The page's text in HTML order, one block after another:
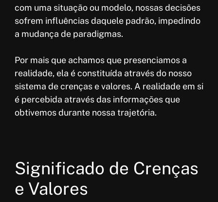
com uma situação ou modelo, nossas decisões
sofrem influências daquele padrão, impedindo
a mudança de paradigmas.
Por mais que achamos que presenciamos a
realidade, ela é constituída através do nosso
sistema de crenças e valores. A realidade em si
é percebida através das informações que
obtivemos durante nossa trajetória.
Significado de Crenças
e Valores